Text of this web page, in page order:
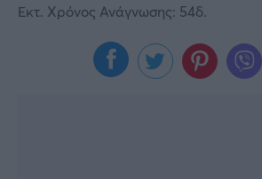
Εκτ. Χρόνος Ανάγνωσης: 54δ.